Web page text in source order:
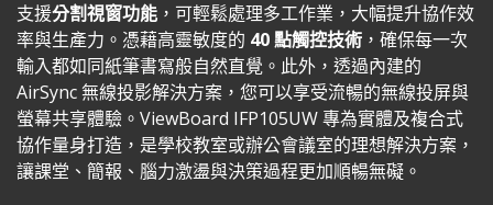
支援分割視窗功能 ，可輕鬆處理多工作業，大幅提升協作效
率與生產力。憑藉高靈敏度的 40 點觸控技術 ，確保每一次
輸入都如同紙筆書寫般自然直覺。此外，透過內建的
AirSync 無線投影解決方案，您可以享受流暢的無線投屏與
螢幕共享體驗。ViewBoard IFP105UW 專為實體及複合式
協作量身打造，是學校教室或辦公會議室的理想解決方案，
讓課堂、簡報、腦力激盪與決策過程更加順暢無礙。